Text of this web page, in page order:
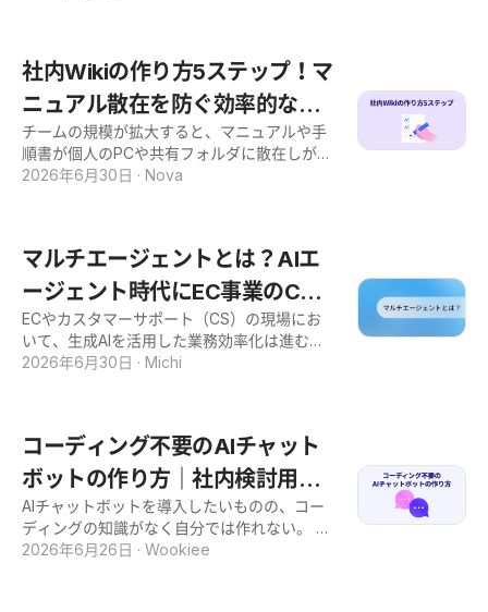
的な対策までを、順を追って解説します。 あ
わせて、これらの対策をAIで効率化・自動化
する方法も紹介します。売上を静かに削る
「見えない離脱」にお悩みの方は、ぜひ今回
の記事を参考にしてください。 サイレントカ
スタマーとは？意味と割合 サイレントカスタ
的に、声として表面化しないため、事業側は
存在に気づきにくいという特徴
社内Wikiの作り方5ステップ！マ
ニュアル散在を防ぐ効率的な運
用方法
チームの規模が拡大すると、マニュアルや手
順書が個人のPCや共有フォルダに散在しがち
です。メンバーから同じ質問を何度も受け、
チームの業務効率化を進めるために有効な解
決策です。 しかし、具体的な作り方の手順
や、形骸化させない運用ルールが分からず、
構築に踏み出せないケースも少なくありませ
ん。 そこで本記事では、カスタマーサポート
（CS）や営業部門の現場マネージャーに向け
選び方から、AIエージェントを活用した効率
的な運用方法まで詳しく紹介します。 マニュ
アルの散在を防ぎ、チームの生産性を向上さ
せたいと考えている方は、ぜひ本記事の内容
をこれからの業務にお役立てください。 社内
Wikiとは？ 社内Wikiとは、社内の業務マニュ
2026年6月30日 · Nova
マルチエージェントとは？AIエ
ージェント時代にEC事業のCS
で役に立つ実装と設計の基本
ECやカスタマーサポート（CS）の現場にお
いて、生成AIを活用した業務効率化は進む一
方、イレギュラーな注文処理や複雑な顧客対
とは困難です。 この課題を解決する技術とし
て、2026年現在、複数のAIが役割を分担して
連携する「マルチエージェントシステム（M
AS）」が急速に実用化されています。 本記
事では、マルチエージェントの基本概念か
ら、代表的な設計パターン、実務に役立つ運
2026年6月30日 · Michi
コーディング不要のAIチャット
ボットの作り方｜社内検討用に
使えるデモを3分で作成
AIチャットボットを導入したいものの、コー
ディングの知識がなく自分では作れない。 開
発部門に依頼すれば日程は後ろ倒しになり、
2026年6月26日 · Wookiee